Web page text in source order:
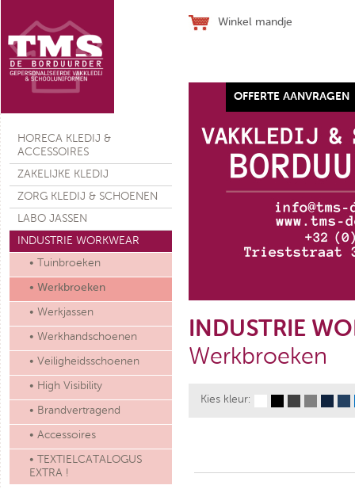
Winkel mandje
HORECA KLEDIJ &
ACCESSOIRES
ZAKELIJKE KLEDIJ
ZORG KLEDIJ & SCHOENEN
LABO JASSEN
INDUSTRIE WORKWEAR
• Tuinbroeken
• Werkbroeken
• Werkjassen
• Werkhandschoenen
• Veiligheidsschoenen
• High Visibility
• Brandvertragend
• Accessoires
• TEXTIELCATALOGUS
EXTRA !
OFFERTE AANVRAGEN
Werkhandschoen SJ ALLFLEX
INDUSTRIE
Werkbroeken
Kies kleur: